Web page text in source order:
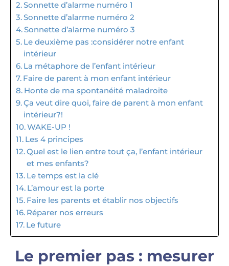
Sonnette d’alarme numéro 1
Sonnette d’alarme numéro 2
Sonnette d’alarme numéro 3
Le deuxième pas :considérer notre enfant
intérieur
La métaphore de l’enfant intérieur
Faire de parent à mon enfant intérieur
Honte de ma spontanéité maladroite
Ça veut dire quoi, faire de parent à mon enfant
intérieur?!
WAKE-UP !
Les 4 principes
Quel est le lien entre tout ça, l’enfant intérieur
et mes enfants?
Le temps est la clé
L’amour est la porte
Faire les parents et établir nos objectifs
Réparer nos erreurs
Le future
Le premier pas : mesurer